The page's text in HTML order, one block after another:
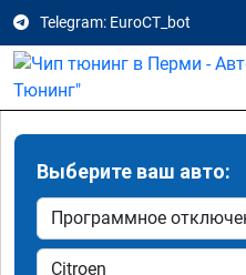
Telegram: EuroCT_bot
Выберите ваш авто: